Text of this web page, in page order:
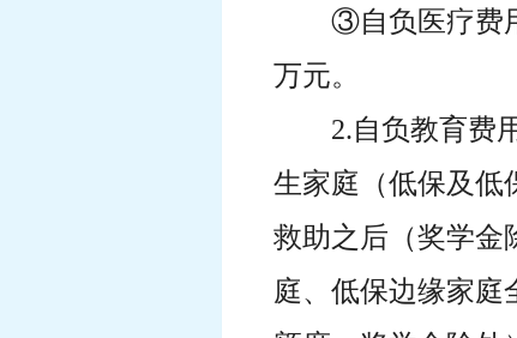
③自负医疗费
万元。
2.自负教育费
生家庭（低保及低
救助之后（奖学金
庭、低保边缘家庭